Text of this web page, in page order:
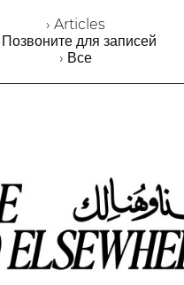
› Articles
Позвоните для записей
› Все